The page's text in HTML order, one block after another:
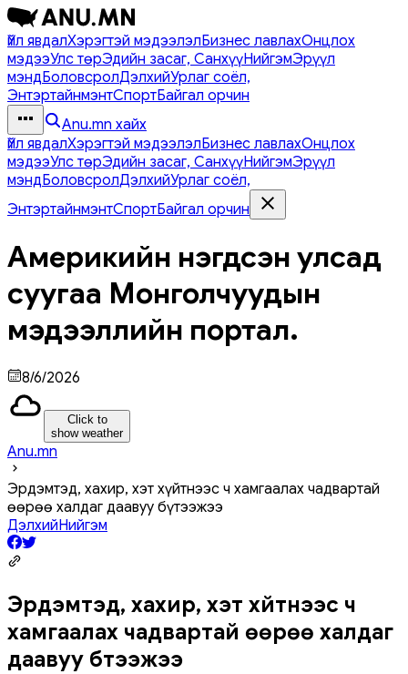
Үйл явдалХэрэгтэй мэдээлэлБизнес лавлахОнцлох
мэдээУлс төрЭдийн засаг, СанхүүНийгэмЭрүүл
мэндБоловсролДэлхийУрлаг соёл,
ЭнтэртайнмэнтСпортБайгал орчин
Anu.mn хайх
Үйл явдалХэрэгтэй мэдээлэлБизнес лавлахОнцлох
мэдээУлс төрЭдийн засаг, СанхүүНийгэмЭрүүл
мэндБоловсролДэлхийУрлаг соёл,
ЭнтэртайнмэнтСпортБайгал орчин
Америкийн нэгдсэн улсад
суугаа Монголчуудын
мэдээллийн портал.
8/6/2026
Click to
show weather
Anu.mn
Эрдэмтэд, хахир, хэт хүйтнээс ч хамгаалах чадвартай
өөрөө халдаг даавуу бүтээжээ
ДэлхийНийгэм
Эрдэмтэд, хахир, хэт хүйтнээс ч
хамгаалах чадвартай өөрөө халдаг
даавуу бүтээжээ